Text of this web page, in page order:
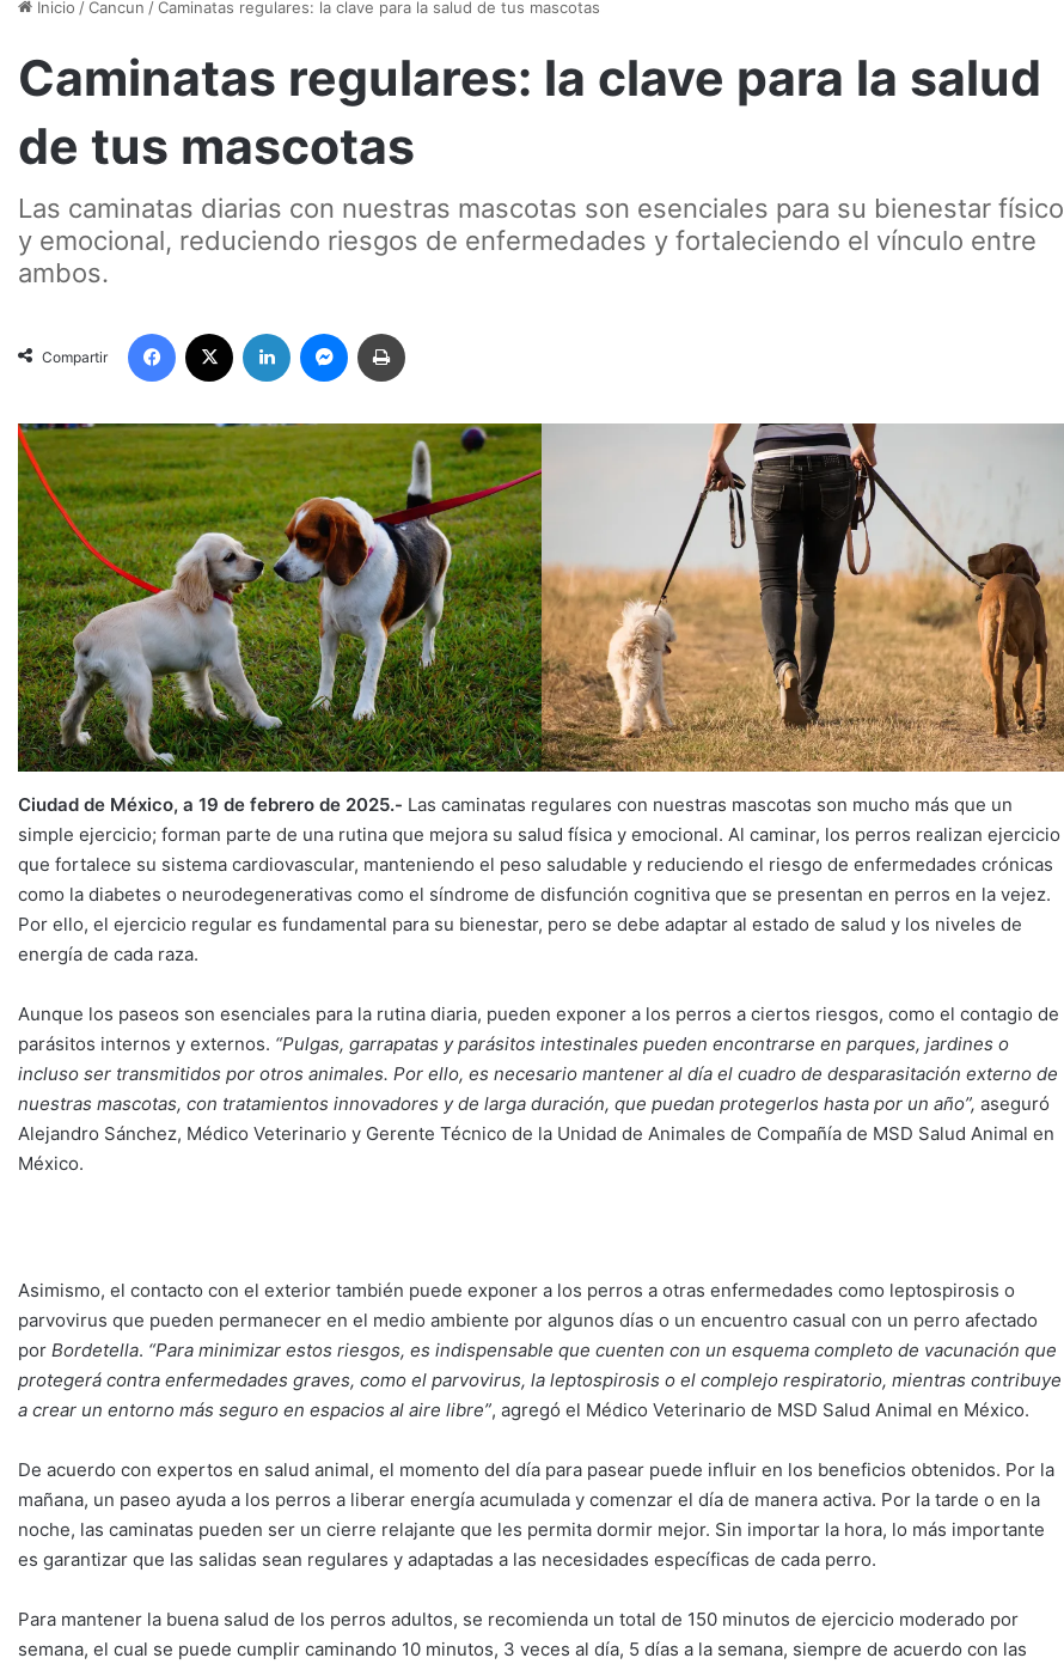
Inicio /Cancun /Caminatas regulares: la clave para la salud de tus mascotas
Caminatas regulares: la clave para la salud
de tus mascotas
Las caminatas diarias con nuestras mascotas son esenciales para su bienestar físico
y emocional, reduciendo riesgos de enfermedades y fortaleciendo el vínculo entre
ambos.
Compartir
Facebook LinkedIn Messenger
Ciudad de México, a 19 de febrero de 2025.- Las caminatas regulares con nuestras mascotas son mucho más que un
simple ejercicio; forman parte de una rutina que mejora su salud física y emocional. Al caminar, los perros realizan ejercicio
que fortalece su sistema cardiovascular, manteniendo el peso saludable y reduciendo el riesgo de enfermedades crónicas
como la diabetes o neurodegenerativas como el síndrome de disfunción cognitiva que se presentan en perros en la vejez.
Por ello, el ejercicio regular es fundamental para su bienestar, pero se debe adaptar al estado de salud y los niveles de
energía de cada raza.
Aunque los paseos son esenciales para la rutina diaria, pueden exponer a los perros a ciertos riesgos, como el contagio de
parásitos internos y externos. “Pulgas, garrapatas y parásitos intestinales pueden encontrarse en parques, jardines o
incluso ser transmitidos por otros animales. Por ello, es necesario mantener al día el cuadro de desparasitación externo de
nuestras mascotas, con tratamientos innovadores y de larga duración, que puedan protegerlos hasta por un año”, aseguró
Alejandro Sánchez, Médico Veterinario y Gerente Técnico de la Unidad de Animales de Compañía de MSD Salud Animal en
México.
Asimismo, el contacto con el exterior también puede exponer a los perros a otras enfermedades como leptospirosis o
parvovirus que pueden permanecer en el medio ambiente por algunos días o un encuentro casual con un perro afectado
por Bordetella. “Para minimizar estos riesgos, es indispensable que cuenten con un esquema completo de vacunación que
protegerá contra enfermedades graves, como el parvovirus, la leptospirosis o el complejo respiratorio, mientras contribuye
a crear un entorno más seguro en espacios al aire libre”, agregó el Médico Veterinario de MSD Salud Animal en México.
De acuerdo con expertos en salud animal, el momento del día para pasear puede influir en los beneficios obtenidos. Por la
mañana, un paseo ayuda a los perros a liberar energía acumulada y comenzar el día de manera activa. Por la tarde o en la
noche, las caminatas pueden ser un cierre relajante que les permita dormir mejor. Sin importar la hora, lo más importante
es garantizar que las salidas sean regulares y adaptadas a las necesidades específicas de cada perro.
Para mantener la buena salud de los perros adultos, se recomienda un total de 150 minutos de ejercicio moderado por
semana, el cual se puede cumplir caminando 10 minutos, 3 veces al día, 5 días a la semana, siempre de acuerdo con las